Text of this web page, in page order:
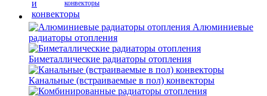
конвекторы
Алюминиевые
радиаторы отопления
Биметаллические радиаторы отопления
Канальные (встраиваемые в пол) конвекторы